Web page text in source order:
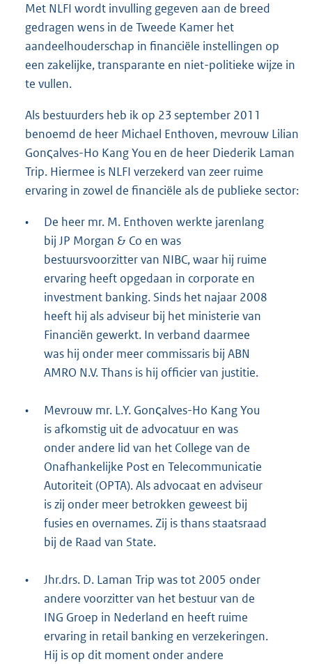
Met NLFI wordt invulling gegeven aan de breed
gedragen wens in de Tweede Kamer het
aandeelhouderschap in financiële instellingen op
een zakelijke, transparante en niet-politieke wijze in
te vullen.
Als bestuurders heb ik op 23 september 2011
benoemd de heer Michael Enthoven, mevrouw Lilian
Gonςalves-Ho Kang You en de heer Diederik Laman
Trip. Hiermee is NLFI verzekerd van zeer ruime
ervaring in zowel de financiële als de publieke sector:
•
De heer mr. M. Enthoven werkte jarenlang
bij JP Morgan & Co en was
bestuursvoorzitter van NIBC, waar hij ruime
ervaring heeft opgedaan in corporate en
investment banking. Sinds het najaar 2008
heeft hij als adviseur bij het ministerie van
Financiën gewerkt. In verband daarmee
was hij onder meer commissaris bij ABN
AMRO N.V. Thans is hij officier van justitie.
•
Mevrouw mr. L.Y. Gonςalves-Ho Kang You
is afkomstig uit de advocatuur en was
onder andere lid van het College van de
Onafhankelijke Post en Telecommunicatie
Autoriteit (OPTA). Als advocaat en adviseur
is zij onder meer betrokken geweest bij
fusies en overnames. Zij is thans staatsraad
bij de Raad van State.
•
Jhr.drs. D. Laman Trip was tot 2005 onder
andere voorzitter van het bestuur van de
ING Groep in Nederland en heeft ruime
ervaring in retail banking en verzekeringen.
Hij is op dit moment onder andere